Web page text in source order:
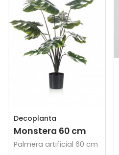
Decoplanta
Monstera 60 cm
Palmera artificial 60 cm